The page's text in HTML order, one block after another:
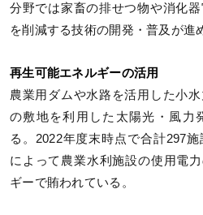
分野では家畜の排せつ物や消化
を削減する技術の開発・普及が進
再生可能エネルギーの活用
農業用ダムや水路を活用した小
の敷地を利用した太陽光・風力
る。2022年度末時点で合計297
によって農業水利施設の使用電
ギーで賄われている。